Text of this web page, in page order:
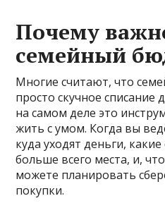
Почему
семейный
Многие считают, что
просто скучное списание
на самом деле это
жить с умом. Когда вы
куда уходят деньги,
больше всего места, и,
можете планировать
покупки.